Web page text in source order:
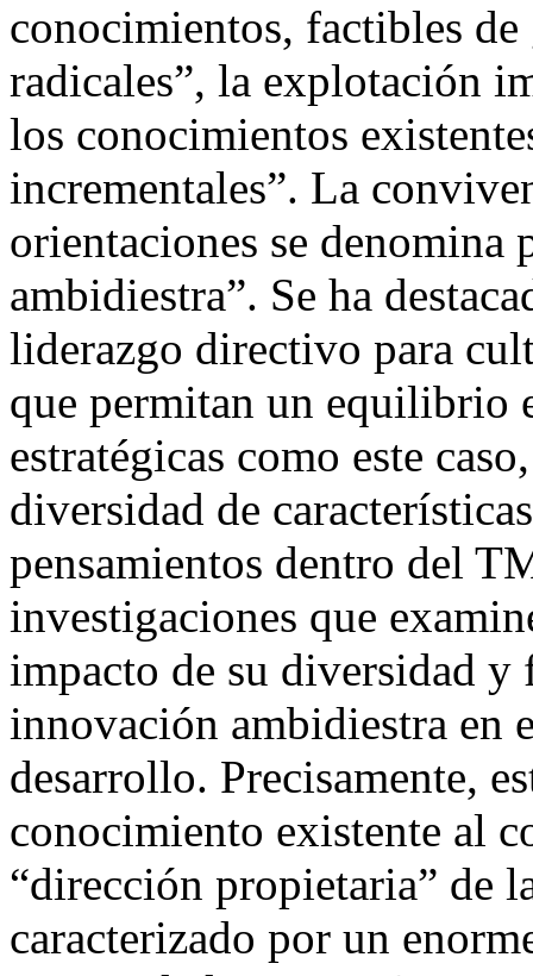
conocimientos, factibles
radicales”, la explotación
los conocimientos
incrementales”. La
orientaciones se denomina
ambidiestra”. Se ha
liderazgo directivo para
que permitan un equilibrio
estratégicas como este
diversidad de
pensamientos dentro del
investigaciones que
impacto de su diversidad
innovación ambidiestra en
desarrollo. Precisamente,
conocimiento existente al
“dirección propietaria” de
caracterizado por un